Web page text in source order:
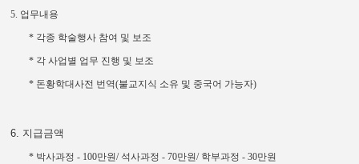
5. 업무내용
* 각종 학술행사 참여 및 보조
* 각 사업별 업무 진행 및 보조
* 돈황학대사전 번역(불교지식 소유 및 중국어 가능자)
6. 지급금액
* 박사과정- 100만원/석사과정- 70만원/ 학부과정- 30만원